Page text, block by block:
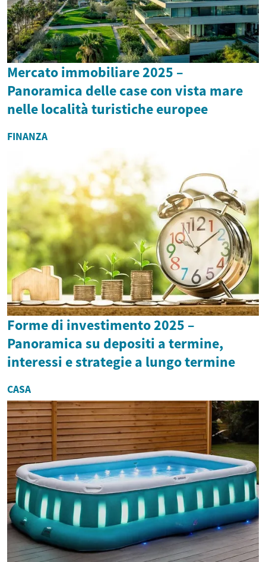
Mercato immobiliare 2025 –
Panoramica delle case con vista mare
nelle località turistiche europee
FINANZA
Forme di investimento 2025 –
Panoramica su depositi a termine,
interessi e strategie a lungo termine
CASA